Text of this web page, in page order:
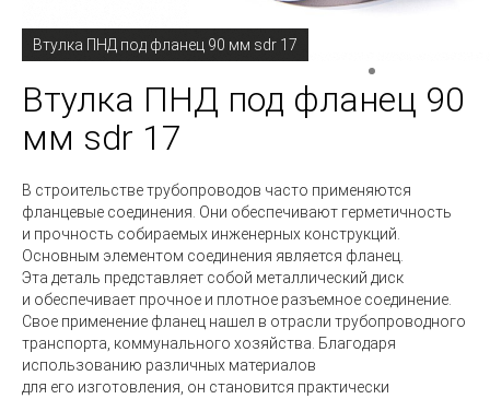
Втулка ПНД под фланец 90 мм sdr 17
Втулка ПНД под фланец 90
мм sdr 17
В строительстве трубопроводов часто применяются
фланцевые соединения. Они обеспечивают герметичность
и прочность собираемых инженерных конструкций.
Основным элементом соединения является фланец.
Эта деталь представляет собой металлический диск
и обеспечивает прочное и плотное разъемное соединение.
Свое применение фланец нашел в отрасли трубопроводного
транспорта, коммунального хозяйства. Благодаря
использованию различных материалов
для его изготовления, он становится практически